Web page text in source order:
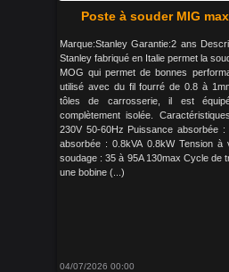
Poste à souder MIG
Marque:Stanley Garantie:2 ans
Stanley fabriqué en Italie permet la
MOG qui permet de bonnes
utilisé avec du fil fourré de 0.8 à
tôles de carrosserie, il est
complètement isolée.
230V 50-60Hz Puissance absorbée :
absorbée : 0.8kVA 0.8kW Tension
soudage : 35 à 95A 130max Cycle de
une bobine (...)
04/07/2026 00:00